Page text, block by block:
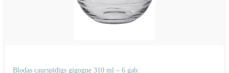
Bļodas caurspīdīgs gigogne 310 ml – 6 gab.